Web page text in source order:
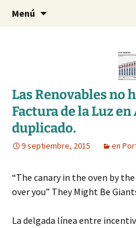
dlacalle.com
Blog de Daniel Lacalle
Menú
Las Renovables no
Factura de la Luz
duplicado.
9 septiembre, 2015 en
“The canary in the oven by
over you” They Might Be
La delgada línea entre